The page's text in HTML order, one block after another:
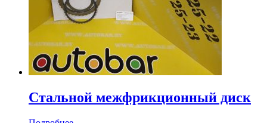
Стальной межфрикционный диск